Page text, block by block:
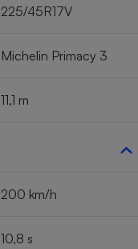
225/45R17V
Michelin Primacy 3
11,1 m
200 km/h
10,8 s